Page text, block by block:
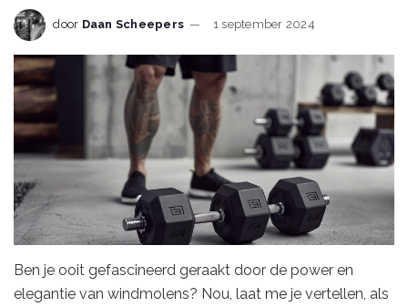
door Daan Scheepers 1 september 2024
Ben je ooit gefascineerd geraakt door de power en
elegantie van windmolens? Nou, laat me je vertellen, als